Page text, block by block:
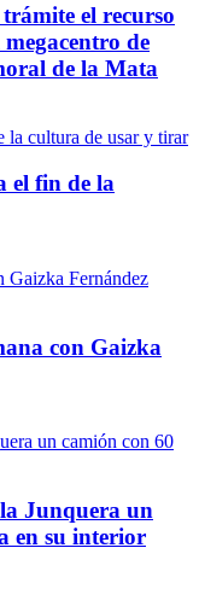
el recurso
de
de la Mata
el fin de la
con Gaizka
Junquera un
en su interior